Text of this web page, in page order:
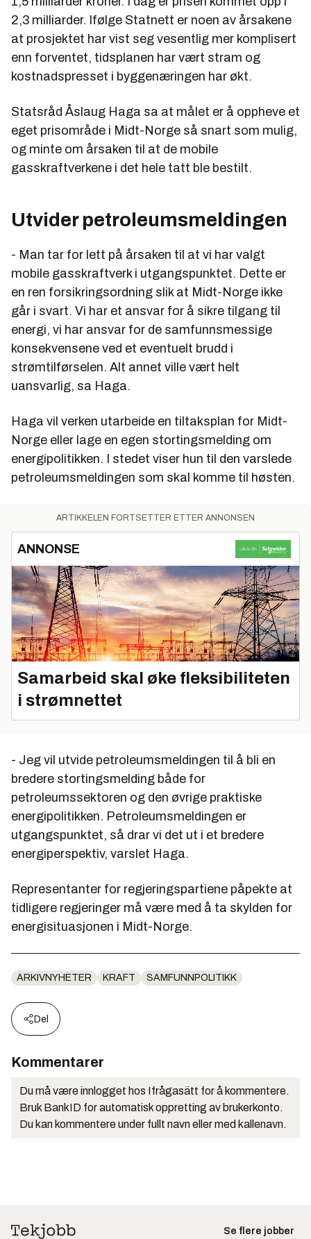
2,3 milliarder. Ifølge Statnett er noen av årsakene
at prosjektet har vist seg vesentlig mer komplisert
enn forventet, tidsplanen har vært stram og
kostnadspresset i byggenæringen har økt.
Statsråd Åslaug Haga sa at målet er å oppheve et
eget prisområde i Midt-Norge så snart som mulig,
og minte om årsaken til at de mobile
gasskraftverkene i det hele tatt ble bestilt.
Utvider petroleumsmeldingen
- Man tar for lett på årsaken til at vi har valgt
mobile gasskraftverk i utgangspunktet. Dette er
en ren forsikringsordning slik at Midt-Norge ikke
går i svart. Vi har et ansvar for å sikre tilgang til
energi, vi har ansvar for de samfunnsmessige
konsekvensene ved et eventuelt brudd i
strømtilførselen. Alt annet ville vært helt
uansvarlig, sa Haga.
Haga vil verken utarbeide en tiltaksplan for Midt-
Norge eller lage en egen stortingsmelding om
energipolitikken. I stedet viser hun til den varslede
petroleumsmeldingen som skal komme til høsten.
ARTIKKELEN FORTSETTER ETTER ANNONSEN
ANNONSE
Samarbeid skal øke fleksibiliteten
i strømnettet
- Jeg vil utvide petroleumsmeldingen til å bli en
bredere stortingsmelding både for
petroleumssektoren og den øvrige praktiske
energipolitikken. Petroleumsmeldingen er
utgangspunktet, så drar vi det ut i et bredere
energiperspektiv, varslet Haga.
Representanter for regjeringspartiene påpekte at
tidligere regjeringer må være med å ta skylden for
energisituasjonen i Midt-Norge.
ARKIVNYHETER KRAFT SAMFUNNPOLITIKK
Del
Kommentarer
Du må være innlogget hos Ifrågasätt for å kommentere.
Bruk BankID for automatisk oppretting av brukerkonto.
Du kan kommentere under fullt navn eller med kallenavn.
Se flere jobber